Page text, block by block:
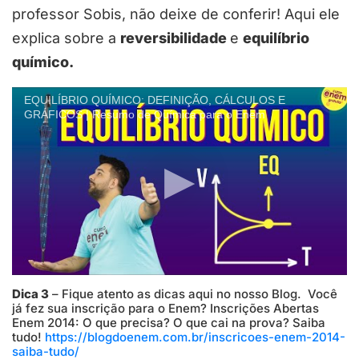
professor Sobis, não deixe de conferir! Aqui ele
explica sobre a reversibilidade e equilíbrio
químico.
EQUILÍBRIO QUÍMICO: DEFINIÇÃO, CÁLCULOS E
GRÁFICOS | Resumo de Química para o Enem
Dica 3 – Fique atento as dicas aqui no nosso Blog. Você
já fez sua inscrição para o Enem? Inscrições Abertas
Enem 2014: O que precisa? O que cai na prova? Saiba
tudo! https://blogdoenem.com.br/inscricoes-enem-2014-
saiba-tudo/